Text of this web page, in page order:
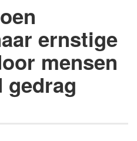
ernstige
mensen
gedrag